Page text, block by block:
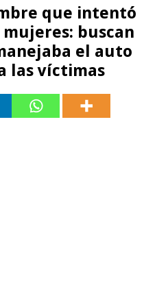
que intentó
buscan
el auto
las víctimas